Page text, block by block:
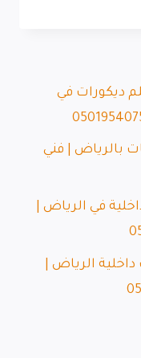
ديكورات في
بالرياض | فني
في الرياض |
الرياض |